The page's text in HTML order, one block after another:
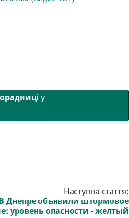
у
Наступна стаття:
В Днепре объявили штормовое
уровень опасности - желтый